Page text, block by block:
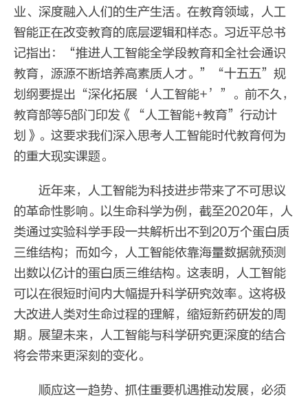
业、深度融入人们的生产生活。在教育领域，人工
智能正在改变教育的底层逻辑和样态。习近平总书
记指出：“推进人工智能全学段教育和全社会通识
教育，源源不断培养高素质人才。”“十五五”规
划纲要提出“深化拓展‘人工智能+’”。前不久，
教育部等5部门印发《“人工智能+教育”行动计
划》。这要求我们深入思考人工智能时代教育何为
的重大现实课题。
近年来，人工智能为科技进步带来了不可思议
的革命性影响。以生命科学为例，截至2020年，人
类通过实验科学手段一共解析出不到20万个蛋白质
三维结构；而如今，人工智能依靠海量数据就预测
出数以亿计的蛋白质三维结构。这表明，人工智能
可以在很短时间内大幅提升科学研究效率。这将极
大改进人类对生命过程的理解，缩短新药研发的周
期。展望未来，人工智能与科学研究更深度的结合
将会带来更深刻的变化。
顺应这一趋势、抓住重要机遇推动发展，必须